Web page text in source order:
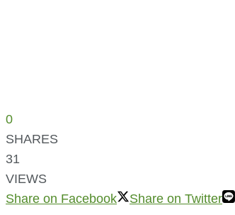
0
SHARES
31
VIEWS
Share on Facebook
Share on Twitter